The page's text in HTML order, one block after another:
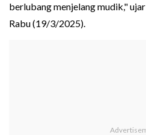
berlubang menjelang mudik,"
Rabu (19/3/2025).